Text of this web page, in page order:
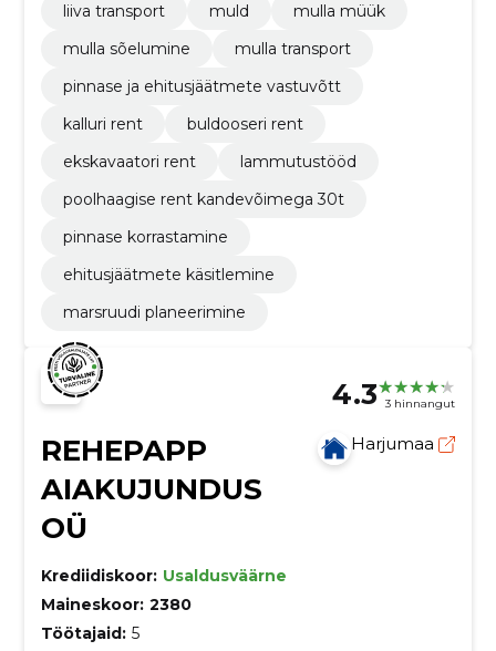
liiva transport
muld
mulla müük
mulla sõelumine
mulla transport
pinnase ja ehitusjäätmete vastuvõtt
kalluri rent
buldooseri rent
ekskavaatori rent
lammutustööd
poolhaagise rent kandevõimega 30t
pinnase korrastamine
ehitusjäätmete käsitlemine
marsruudi planeerimine
4.3 3 hinnangut
REHEPAPP
AIAKUJUNDUS
OÜ
Harjumaa
Krediidiskoor: Usaldusväärne
Maineskoor: 2380
Töötajaid: 5